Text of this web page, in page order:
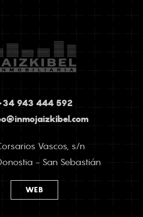
943 444 592
Vascos, s/n
- San Sebastián
WEB